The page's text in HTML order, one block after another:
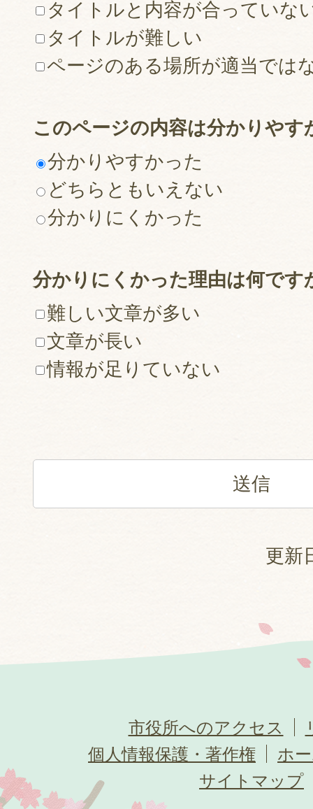
タイトルと内容が合っていな
タイトルが難しい
ページのある場所が適当では
このページの内容は分かりやす
分かりやすかった
どちらともいえない
分かりにくかった
分かりにくかった理由は何です
難しい文章が多い
文章が長い
情報が足りていない
更新
市役所へのアクセス
個人情報保護・著作権
ホ
サイトマップ